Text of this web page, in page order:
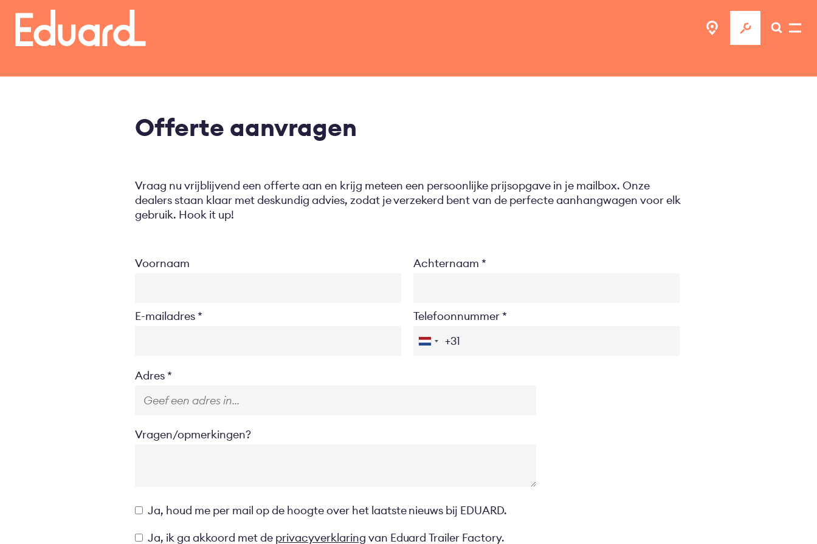
Overslaan
naar
gaan
Offerte aanvragen
Vraag nu vrijblijvend een offerte aan en krijg meteen een persoonlijke prijsopgave in je mailbox. Onze
dealers staan klaar met deskundig advies, zodat je verzekerd bent van de perfecte aanhangwagen voor elk
gebruik. Hook it up!
Voornaam Achternaam
E-mailadres Telefoonnummer
Location
Adres
Vragen/opmerkingen?
Opt-
in
Ja, houd me per mail op de hoogte over het laatste nieuws bij EDUARD.
Privacyverklaring
Ja, ik ga akkoord met de privacyverklaring van Eduard Trailer Factory.